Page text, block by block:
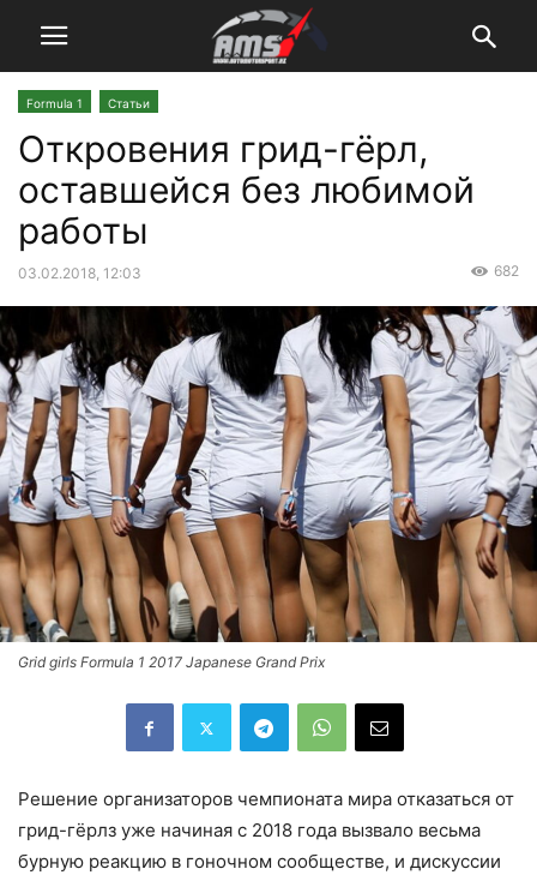
Formula 1 Статьи
Откровения грид-гёрл,
оставшейся без любимой
работы
03.02.2018, 12:03 682
Grid girls Formula 1 2017 Japanese Grand Prix
Решение организаторов чемпионата мира отказаться от
грид-гёрлз уже начиная с 2018 года вызвало весьма
бурную реакцию в гоночном сообществе, и дискуссии